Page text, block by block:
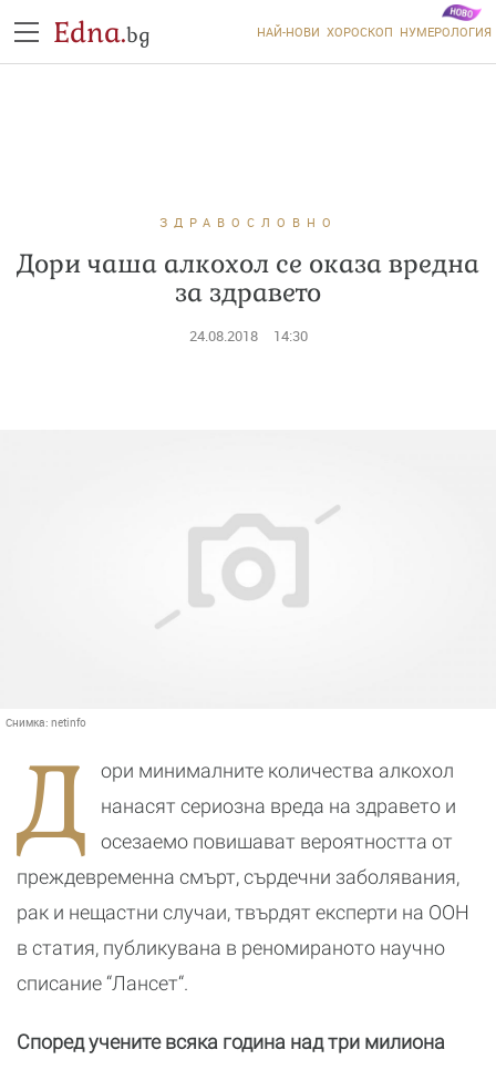
Edna.bg НАЙ-НОВИ ХОРОСКОП НУМЕРОЛОГИЯ
ЗДРАВОСЛОВНО
Дори чаша алкохол се оказа вредна
за здравето
24.08.2018 14:30
Снимка: netinfo
Д
ори минималните количества алкохол
нанасят сериозна вреда на здравето и
осезаемо повишават вероятността от
преждевременна смърт, сърдечни заболявания,
рак и нещастни случаи, твърдят експерти на ООН
в статия, публикувана в реномираното научно
списание “Лансет“.
Според учените всяка година над три милиона